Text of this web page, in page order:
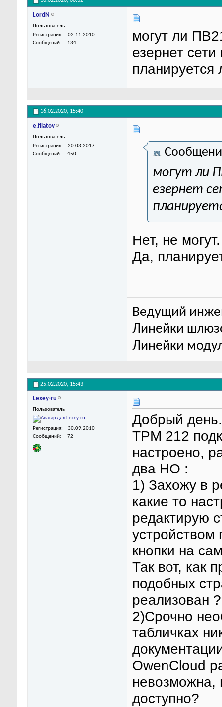
LordN
Пользователь
Регистрация
02.11.2010
Сообщений
134
могут ли
езернет
планируется
16.02.2020, 15:40
e.filatov
Пользователь
Регистрация
20.03.2017
Сообщений
450
могут ли
езернет
Нет, не могут.
Да,
Ведущий
Линейки
Линейки
25.02.2020, 15:43
Lexey-ru
Пользователь
Регистрация
30.09.2010
Сообщений
72
Добрый день.
ТРМ 212
настроено,
два НО :
1) Захожу в
какие то
редактирую
устройством
кнопки на
Так вот, как
подобных
реализован ?
2)Срочно
табличках
OwenCloud
невозможна,
доступно?